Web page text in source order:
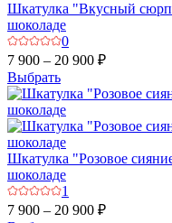
Шкатулка "Вкусный
шоколаде
0
7 900 – 20 900 ₽
Выбрать
Шкатулка "Розовое
шоколаде
1
7 900 – 20 900 ₽